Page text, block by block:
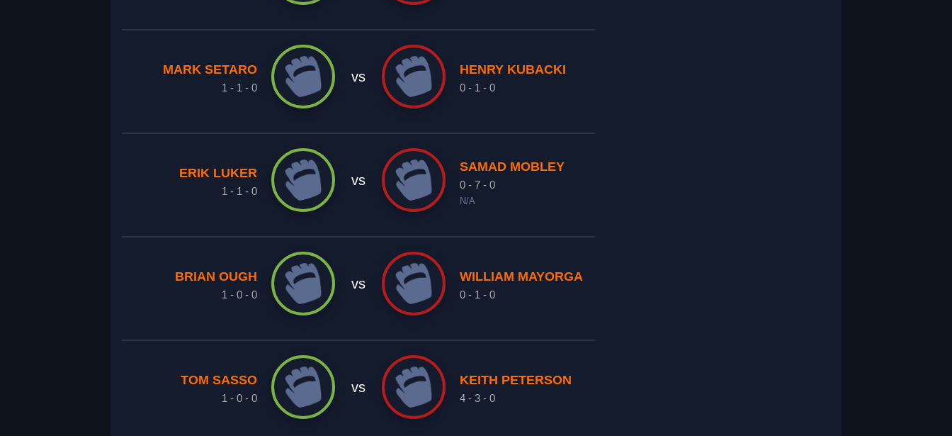
MARK SETARO
1 - 1 - 0
vs HENRY KUBACKI
0 - 1 - 0
ERIK LUKER
1 - 1 - 0
vs
SAMAD MOBLEY
0 - 7 - 0
N/A
BRIAN OUGH
1 - 0 - 0
vs WILLIAM MAYORGA
0 - 1 - 0
TOM SASSO
1 - 0 - 0
vs KEITH PETERSON
4 - 3 - 0